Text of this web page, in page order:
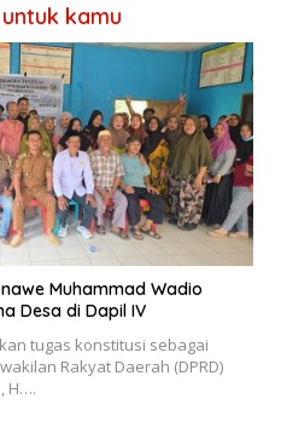
kamu
Muhammad Wadio
Desa di Dapil IV
tugas konstitusi sebagai
Rakyat Daerah (DPRD)
H….